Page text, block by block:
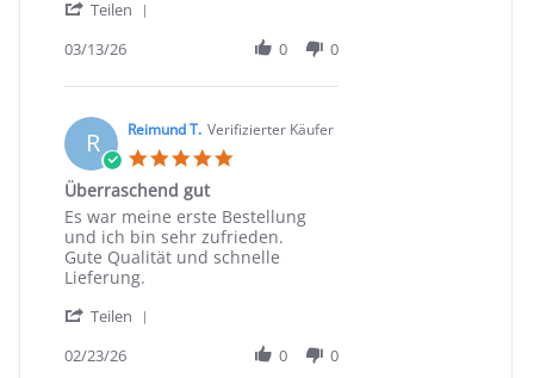
on
Mar
Teilen
Frank
on
13
Mar
2026
03/13/26 0 0
R Reimund T. Verifizierter Käufer
Überraschend gut
Review
by
Reimund
T.
23
2026
review
stating
Überraschend
gut
Es war meine erste Bestellung
und ich bin sehr zufrieden.
Gute Qualität und schnelle
Lieferung.
Teilen
02/23/26 0 0